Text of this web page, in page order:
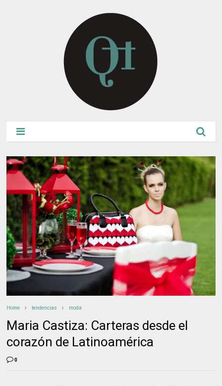
Home tendencias moda
Maria Castiza: Carteras desde el
corazón de Latinoamérica
0